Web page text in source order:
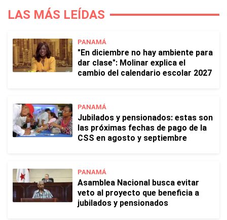
LAS MÁS LEÍDAS
PANAMÁ
"En diciembre no hay ambiente para
dar clase": Molinar explica el
cambio del calendario escolar 2027
PANAMÁ
Jubilados y pensionados: estas son
las próximas fechas de pago de la
CSS en agosto y septiembre
PANAMÁ
Asamblea Nacional busca evitar
veto al proyecto que beneficia a
jubilados y pensionados